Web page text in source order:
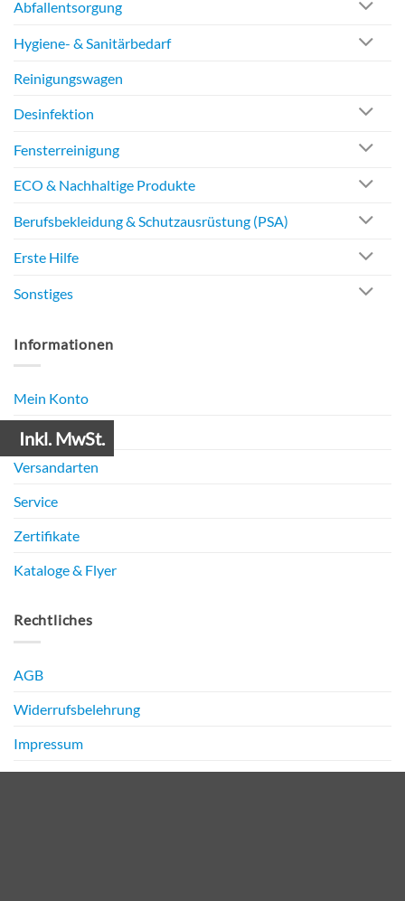
Inkl. MwSt.
Abfallentsorgung
Hygiene- & Sanitärbedarf
Reinigungswagen
Desinfektion
Fensterreinigung
ECO & Nachhaltige Produkte
Berufsbekleidung & Schutzausrüstung (PSA)
Erste Hilfe
Sonstiges
Informationen
Mein Konto
Zahlungsarten
Versandarten
Service
Zertifikate
Kataloge & Flyer
Rechtliches
AGB
Widerrufsbelehrung
Impressum
Datenschutz